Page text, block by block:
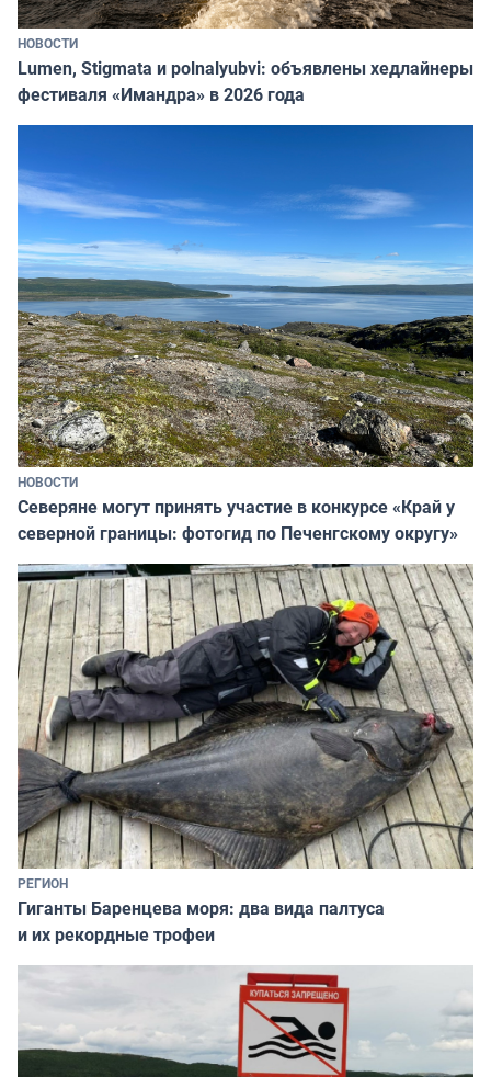
НОВОСТИ
Lumen, Stigmata и polnalyubvi: объявлены хедлайнеры
фестиваля «Имандра» в 2026 года
НОВОСТИ
Северяне могут принять участие в конкурсе «Край у
северной границы: фотогид по Печенгскому округу»
РЕГИОН
Гиганты Баренцева моря: два вида палтуса
и их рекордные трофеи